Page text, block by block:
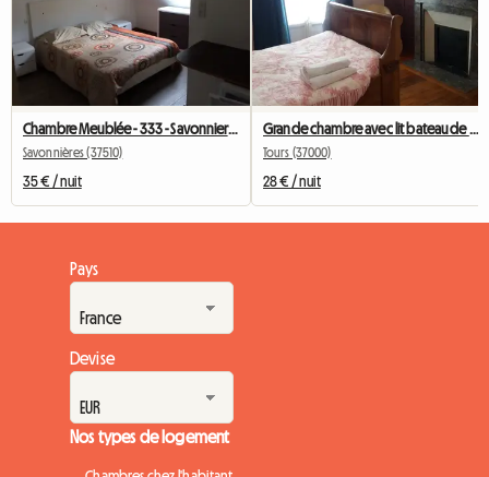
Chambre Meublée - 333 - Savonnieres - Voiture Conseillée
Savonnières (37510)
35 € / nuit
Tours (37000)
28 € / nuit
Pays
Devise
Nos types de logement